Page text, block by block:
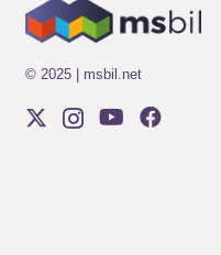
© 2025 | msbil.net